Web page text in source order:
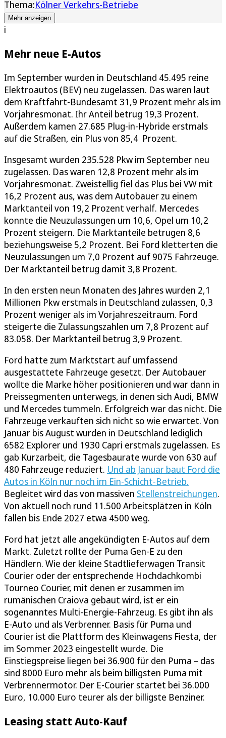
Thema:Kölner Verkehrs-Betriebe
Mehr anzeigen
i
Mehr neue E-Autos
Im September wurden in Deutschland 45.495 reine
Elektroautos (BEV) neu zugelassen. Das waren laut
dem Kraftfahrt-Bundesamt 31,9 Prozent mehr als im
Vorjahresmonat. Ihr Anteil betrug 19,3 Prozent.
Außerdem kamen 27.685 Plug-in-Hybride erstmals
auf die Straßen, ein Plus von 85,4 Prozent.
Insgesamt wurden 235.528 Pkw im September neu
zugelassen. Das waren 12,8 Prozent mehr als im
Vorjahresmonat. Zweistellig fiel das Plus bei VW mit
16,2 Prozent aus, was dem Autobauer zu einem
Marktanteil von 19,2 Prozent verhalf. Mercedes
konnte die Neuzulassungen um 10,6, Opel um 10,2
Prozent steigern. Die Marktanteile betrugen 8,6
beziehungsweise 5,2 Prozent. Bei Ford kletterten die
Neuzulassungen um 7,0 Prozent auf 9075 Fahrzeuge.
Der Marktanteil betrug damit 3,8 Prozent.
In den ersten neun Monaten des Jahres wurden 2,1
Millionen Pkw erstmals in Deutschland zulassen, 0,3
Prozent weniger als im Vorjahreszeitraum. Ford
steigerte die Zulassungszahlen um 7,8 Prozent auf
83.058. Der Marktanteil betrug 3,9 Prozent.
Ford hatte zum Marktstart auf umfassend
ausgestattete Fahrzeuge gesetzt. Der Autobauer
wollte die Marke höher positionieren und war dann in
Preissegmenten unterwegs, in denen sich Audi, BMW
und Mercedes tummeln. Erfolgreich war das nicht. Die
Fahrzeuge verkauften sich nicht so wie erwartet. Von
Januar bis August wurden in Deutschland lediglich
6582 Explorer und 1930 Capri erstmals zugelassen. Es
gab Kurzarbeit, die Tagesbaurate wurde von 630 auf
480 Fahrzeuge reduziert. Und ab Januar baut Ford die
Autos in Köln nur noch im Ein-Schicht-Betrieb.
Begleitet wird das von massiven Stellenstreichungen.
Von aktuell noch rund 11.500 Arbeitsplätzen in Köln
fallen bis Ende 2027 etwa 4500 weg.
Ford hat jetzt alle angekündigten E-Autos auf dem
Markt. Zuletzt rollte der Puma Gen-E zu den
Händlern. Wie der kleine Stadtlieferwagen Transit
Courier oder der entsprechende Hochdachkombi
Tourneo Courier, mit denen er zusammen im
rumänischen Craiova gebaut wird, ist er ein
sogenanntes Multi-Energie-Fahrzeug. Es gibt ihn als
E-Auto und als Verbrenner. Basis für Puma und
Courier ist die Plattform des Kleinwagens Fiesta, der
im Sommer 2023 eingestellt wurde. Die
Einstiegspreise liegen bei 36.900 für den Puma – das
sind 8000 Euro mehr als beim billigsten Puma mit
Verbrennermotor. Der E-Courier startet bei 36.000
Euro, 10.000 Euro teurer als der billigste Benziner.
Leasing statt Auto-Kauf